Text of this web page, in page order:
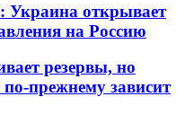
Украина открывает
на Россию
резервы, но
прежнему зависит